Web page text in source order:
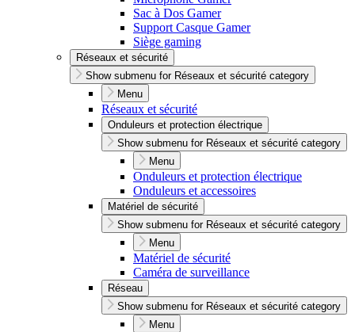
Sac à Dos Gamer
Support Casque Gamer
Siège gaming
Réseaux et sécurité
Show submenu for Réseaux et sécurité category
Menu
Réseaux et sécurité
Onduleurs et protection électrique
Show submenu for Réseaux et sécurité category
Menu
Onduleurs et protection électrique
Onduleurs et accessoires
Matériel de sécurité
Show submenu for Réseaux et sécurité category
Menu
Matériel de sécurité
Caméra de surveillance
Réseau
Show submenu for Réseaux et sécurité category
Menu